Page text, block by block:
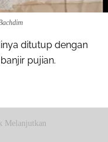
ditutup dengan
pujian.
Melanjutkan